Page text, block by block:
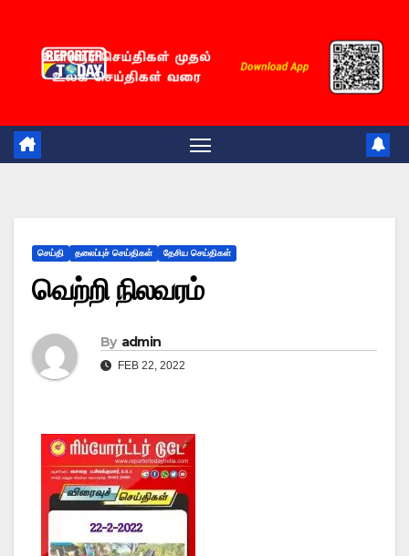
content
செய்தி தலைப்புச் செய்திகள் தேசிய செய்திகள்
வெற்றி நிலவரம்
By admin
FEB 22, 2022